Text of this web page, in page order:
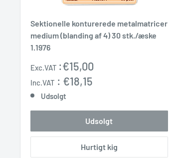
Sektionelle konturerede metalmatricer
medium (blanding af 4) 30 stk./æske
1.1976
Udsalgspris
Exc.VAT :€15,00
Inc.VAT : €18,15
Udsolgt
Udsolgt
Hurtigt kig